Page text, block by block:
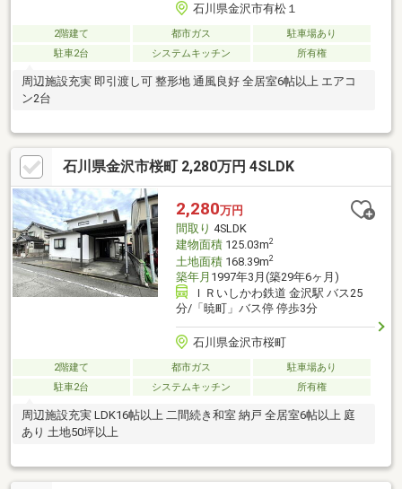
石川県金沢市有松１
2階建て 都市ガス
駐車場あり
駐車2台
システムキッチン 所有権
周辺施設充実 即引渡し可 整形地 通風良好 全居室6帖以上 エアコ
ン2台
石川県金沢市桜町 2,280万円 4SLDK
2,280万円
間取り 4SLDK
建物面積125.03m2
土地面積168.39m2
築年月 1997年3月(築29年6ヶ月)
ＩＲいしかわ鉄道 金沢駅 バス25
分/「暁町」バス停 停歩3分
石川県金沢市桜町
2階建て 都市ガス
駐車場あり
駐車2台
システムキッチン 所有権
周辺施設充実 LDK16帖以上 二間続き和室 納戸 全居室6帖以上 庭
あり 土地50坪以上